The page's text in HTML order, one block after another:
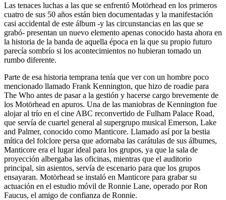
Las tenaces luchas a las que se enfrentó Motörhead en los primeros
cuatro de sus 50 años están bien documentadas y la manifestación
casi accidental de este álbum -y las circunstancias en las que se
grabó- presentan un nuevo elemento apenas conocido hasta ahora en
la historia de la banda de aquella época en la que su propio futuro
parecía sombrío si los acontecimientos no hubieran tomado un
rumbo diferente.
Parte de esa historia temprana tenía que ver con un hombre poco
mencionado llamado Frank Kennington, que hizo de roadie para
The Who antes de pasar a la gestión y hacerse cargo brevemente de
los Motörhead en apuros. Una de las maniobras de Kennington fue
alojar al trío en el cine ABC reconvertido de Fulham Palace Road,
que servía de cuartel general al supergrupo musical Emerson, Lake
and Palmer, conocido como Manticore. Llamado así por la bestia
mítica del folclore persa que adornaba las carátulas de sus álbumes,
Manticore era el lugar ideal para los grupos, ya que la sala de
proyección albergaba las oficinas, mientras que el auditorio
principal, sin asientos, servía de escenario para que los grupos
ensayaran. Motörhead se instaló en Manticore para grabar su
actuación en el estudio móvil de Ronnie Lane, operado por Ron
Faucus, el amigo de confianza de Ronnie.